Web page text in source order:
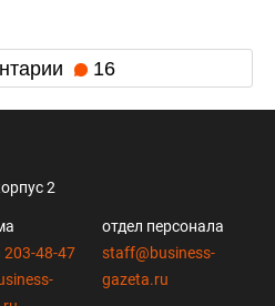
16
2
203-48-47
отдел персонала
staff@business-
gazeta.ru